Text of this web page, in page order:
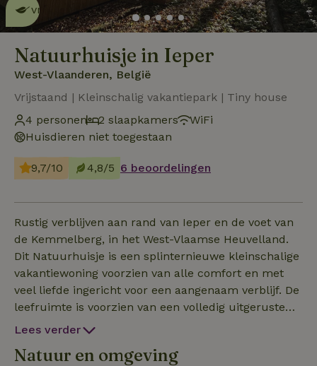
vriendelijk lees meer
Natuurhuisje in Ieper
West-Vlaanderen, België
Vrijstaand | Kleinschalig vakantiepark | Tiny house
4 personen
2 slaapkamers
WiFi
Huisdieren niet toegestaan
9,7/10 4,8/5 6 beoordelingen
Rustig verblijven aan rand van Ieper en de voet van
de Kemmelberg, in het West-Vlaamse Heuvelland.
Dit Natuurhuisje is een splinternieuwe kleinschalige
vakantiewoning voorzien van alle comfort en met
veel liefde ingericht voor een aangenaam verblijf. De
leefruimte is voorzien van een volledig uitgeruste
keuken, gezellige eethoek en zithoek met zicht op
een regendouche, sfeervolle wastafel, ruime kast en
Lees verder
Natuur en omgeving